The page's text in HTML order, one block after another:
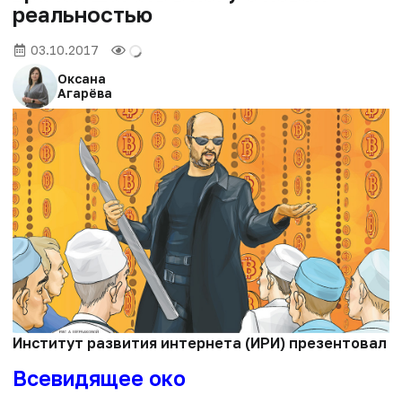
реальностью
03.10.2017
Оксана
Агарёва
Институт развития интернета (ИРИ) презентовал
Всевидящее око